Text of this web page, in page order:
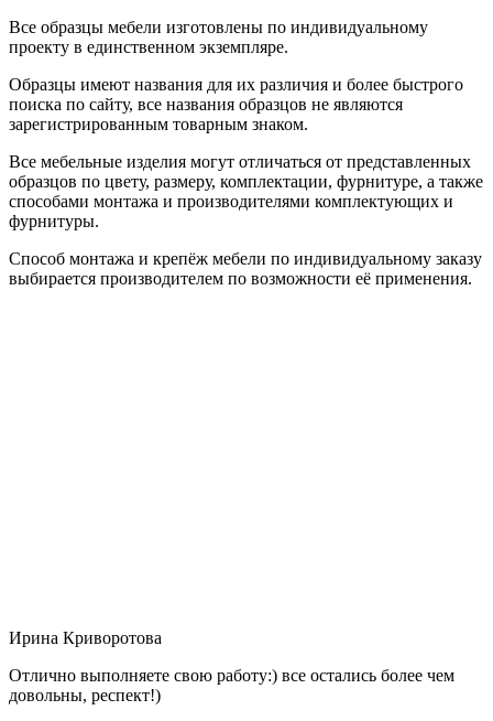
Все образцы мебели изготовлены по индивидуальному
проекту в единственном экземпляре.
Образцы имеют названия для их различия и более быстрого
поиска по сайту, все названия образцов не являются
зарегистрированным товарным знаком.
Все мебельные изделия могут отличаться от представленных
образцов по цвету, размеру, комплектации, фурнитуре, а также
способами монтажа и производителями комплектующих и
фурнитуры.
Способ монтажа и крепёж мебели по индивидуальному заказу
выбирается производителем по возможности её применения.
Ирина Криворотова
Отлично выполняете свою работу:) все остались более чем
довольны, респект!)